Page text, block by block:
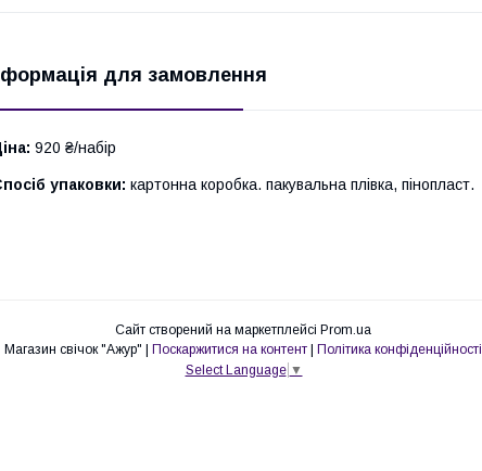
для замовлення
920 ₴/набір
упаковки: картонна коробка. пакувальна плівка, пінопласт.
Сайт створений на маркетплейсі Prom.ua
Магазин свічок "Ажур" | Поскаржитися на контент | Політика конфіденційності
Select Language ▼